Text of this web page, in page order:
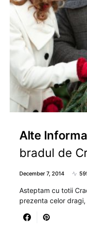
Alte
bradul de
December 7, 2014
Asteptam cu totii
prezenta celor